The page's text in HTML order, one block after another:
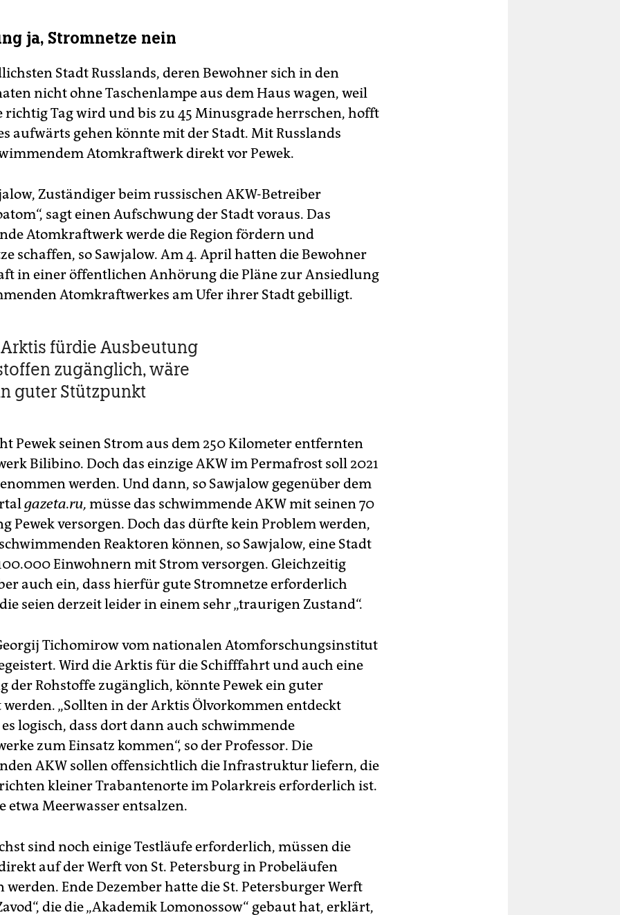
ja, Stromnetze nein
Stadt Russlands, deren Bewohner sich in den
nicht ohne Taschenlampe aus dem Haus wagen, weil
richtig Tag wird und bis zu 45 Minusgrade herrschen, hofft
aufwärts gehen könnte mit der Stadt. Mit Russlands
Atomkraftwerk direkt vor Pewek.
Zuständiger beim russischen AKW-Betreiber
sagt einen Aufschwung der Stadt voraus. Das
Atomkraftwerk werde die Region fördern und
schaffen, so Sawjalow. Am 4. April hatten die Bewohner
in einer öffentlichen Anhörung die Pläne zur Ansiedlung
Atomkraftwerkes am Ufer ihrer Stadt gebilligt.
fürdie Ausbeutung
zugänglich, wäre
guter Stützpunkt
Pewek seinen Strom aus dem 250 Kilometer entfernten
Bilibino. Doch das einzige AKW im Permafrost soll 2021
werden. Und dann, so Sawjalow gegenüber dem
gazeta.ru, müsse das schwimmende AKW mit seinen 70
Pewek versorgen. Doch das dürfte kein Problem werden,
Reaktoren können, so Sawjalow, eine Stadt
Einwohnern mit Strom versorgen. Gleichzeitig
auch ein, dass hierfür gute Stromnetze erforderlich
seien derzeit leider in einem sehr „traurigen Zustand“.
Tichomirow vom nationalen Atomforschungsinstitut
Wird die Arktis für die Schifffahrt und auch eine
der Rohstoffe zugänglich, könnte Pewek ein guter
„Sollten in der Arktis Ölvorkommen entdeckt
logisch, dass dort dann auch schwimmende
zum Einsatz kommen“, so der Professor. Die
AKW sollen offensichtlich die Infrastruktur liefern, die
kleiner Trabantenorte im Polarkreis erforderlich ist.
etwa Meerwasser entsalzen.
sind noch einige Testläufe erforderlich, müssen die
auf der Werft von St. Petersburg in Probeläufen
werden. Ende Dezember hatte die St. Petersburger Werft
die die „Akademik Lomonossow“ gebaut hat, erklärt,